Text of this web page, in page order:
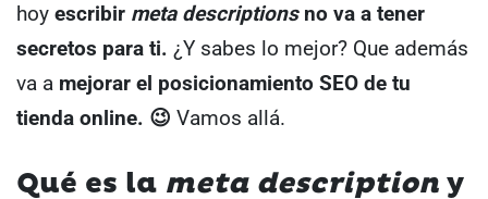
hoy escribir meta descriptions no va a tener
secretos para ti. ¿Y sabes lo mejor? Que además
va a mejorar el posicionamiento SEO de tu
tienda online. 😉 Vamos allá.
Qué es la meta description y